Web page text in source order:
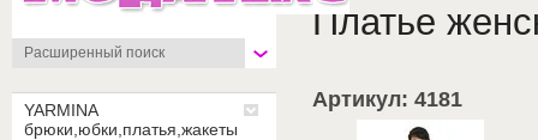
Расширенный поиск
YARMINA
брюки,юбки,платья,жакеты
Платье
Артикул: 4181